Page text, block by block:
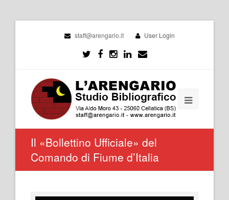
staff@arengario.it User Login
Il «Bollettino Ufficiale» del
Comando di Fiume d’Italia